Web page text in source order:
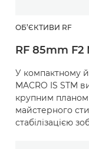
ОБ’ЄКТИВИ RF
RF 85mm F2
У компактному й
MACRO IS STM
крупним
майстерного
стабілізацією